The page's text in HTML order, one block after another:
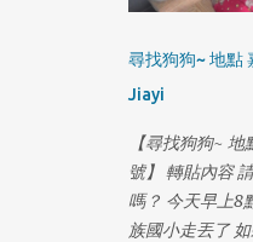
撞擊小狗事件
了 證實了被撞
分 行車記錄器
回家的路 才上來
坑上匝道 國三
旺旺要走過要到
及反應 旺旺從
下方出來 滾了
尋找狗狗~ 地點
Jiayi
【尋找狗狗~
號】 轉貼內容
嗎？ 今天早上8
族國小走丟了